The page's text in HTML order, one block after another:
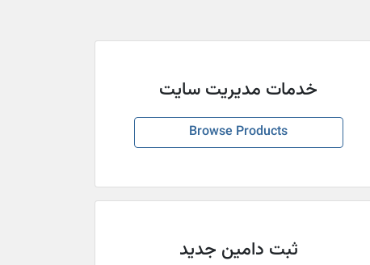
خدمات مدیریت سایت
Browse Products
ثبت دامین جدید